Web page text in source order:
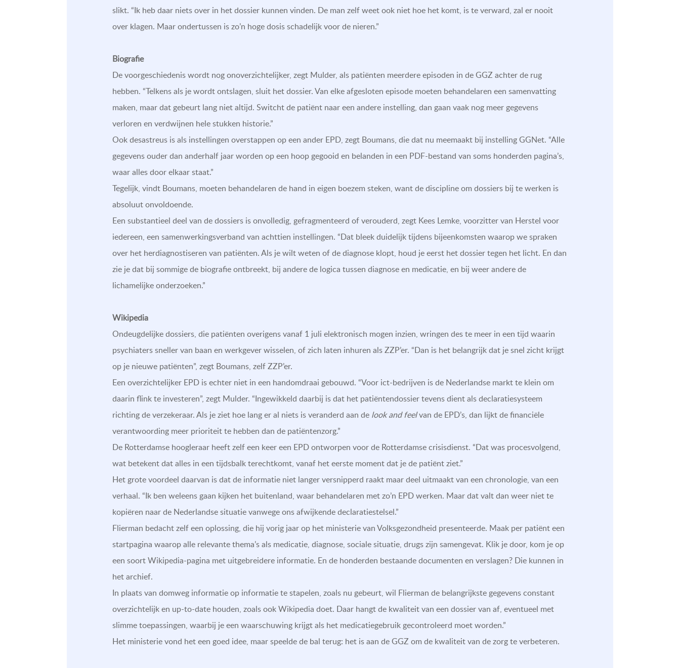
slikt. “Ik heb daar niets over in het dossier kunnen vinden. De man zelf weet ook niet hoe het komt, is te verward, zal er nooit
over klagen. Maar ondertussen is zo’n hoge dosis schadelijk voor de nieren.”
Biografie
De voorgeschiedenis wordt nog onoverzichtelijker, zegt Mulder, als patiënten meerdere episoden in de GGZ achter de rug
hebben. “Telkens als je wordt ontslagen, sluit het dossier. Van elke afgesloten episode moeten behandelaren een samenvatting
maken, maar dat gebeurt lang niet altijd. Switcht de patiënt naar een andere instelling, dan gaan vaak nog meer gegevens
verloren en verdwijnen hele stukken historie.”
Ook desastreus is als instellingen overstappen op een ander EPD, zegt Boumans, die dat nu meemaakt bij instelling GGNet. “Alle
gegevens ouder dan anderhalf jaar worden op een hoop gegooid en belanden in een PDF-bestand van soms honderden pagina’s,
waar alles door elkaar staat.”
Tegelijk, vindt Boumans, moeten behandelaren de hand in eigen boezem steken, want de discipline om dossiers bij te werken is
absoluut onvoldoende.
Een substantieel deel van de dossiers is onvolledig, gefragmenteerd of verouderd, zegt Kees Lemke, voorzitter van Herstel voor
iedereen, een samenwerkingsverband van achttien instellingen. “Dat bleek duidelijk tijdens bijeenkomsten waarop we spraken
over het herdiagnostiseren van patiënten. Als je wilt weten of de diagnose klopt, houd je eerst het dossier tegen het licht. En dan
zie je dat bij sommige de biografie ontbreekt, bij andere de logica tussen diagnose en medicatie, en bij weer andere de
lichamelijke onderzoeken.”
Wikipedia
Ondeugdelijke dossiers, die patiënten overigens vanaf 1 juli elektronisch mogen inzien, wringen des te meer in een tijd waarin
psychiaters sneller van baan en werkgever wisselen, of zich laten inhuren als ZZP’er. “Dan is het belangrijk dat je snel zicht krijgt
op je nieuwe patiënten”, zegt Boumans, zelf ZZP’er.
Een overzichtelijker EPD is echter niet in een handomdraai gebouwd. “Voor ict-bedrijven is de Nederlandse markt te klein om
daarin flink te investeren”, zegt Mulder. “Ingewikkeld daarbij is dat het patiëntendossier tevens dient als declaratiesysteem
richting de verzekeraar. Als je ziet hoe lang er al niets is veranderd aan de look and feelvan de EPD’s, dan lijkt de financiële
verantwoording meer prioriteit te hebben dan de patiëntenzorg.”
De Rotterdamse hoogleraar heeft zelf een keer een EPD ontworpen voor de Rotterdamse crisisdienst. “Dat was procesvolgend,
wat betekent dat alles in een tijdsbalk terechtkomt, vanaf het eerste moment dat je de patiënt ziet.”
Het grote voordeel daarvan is dat de informatie niet langer versnipperd raakt maar deel uitmaakt van een chronologie, van een
verhaal. “Ik ben weleens gaan kijken het buitenland, waar behandelaren met zo’n EPD werken. Maar dat valt dan weer niet te
kopiëren naar de Nederlandse situatie vanwege ons afwijkende declaratiestelsel.”
Flierman bedacht zelf een oplossing, die hij vorig jaar op het ministerie van Volksgezondheid presenteerde. Maak per patiënt een
startpagina waarop alle relevante thema’s als medicatie, diagnose, sociale situatie, drugs zijn samengevat. Klik je door, kom je op
een soort Wikipedia-pagina met uitgebreidere informatie. En de honderden bestaande documenten en verslagen? Die kunnen in
het archief.
In plaats van domweg informatie op informatie te stapelen, zoals nu gebeurt, wil Flierman de belangrijkste gegevens constant
overzichtelijk en up-to-date houden, zoals ook Wikipedia doet. Daar hangt de kwaliteit van een dossier van af, eventueel met
slimme toepassingen, waarbij je een waarschuwing krijgt als het medicatiegebruik gecontroleerd moet worden.”
Het ministerie vond het een goed idee, maar speelde de bal terug: het is aan de GGZ om de kwaliteit van de zorg te verbeteren.